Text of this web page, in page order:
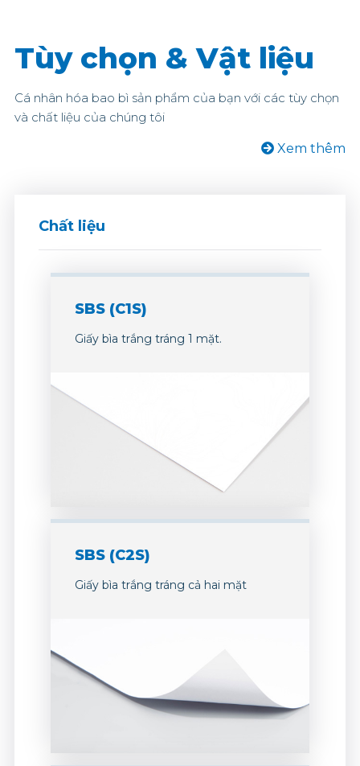
Tùy chọn & Vật liệu
Cá nhân hóa bao bì sản phẩm của bạn với các tùy chọn
và chất liệu của chúng tôi
Xem thêm
Chất liệu
SBS (C1S)
Giấy bìa trắng tráng 1 mặt.
SBS (C2S)
Giấy bìa trắng tráng cả hai mặt